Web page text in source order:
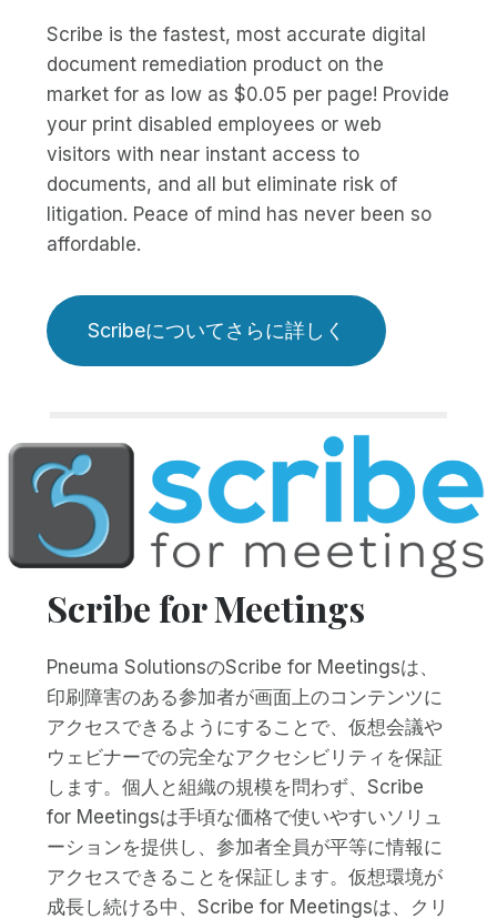
Scribe is the fastest, most accurate digital
document remediation product on the
market for as low as $0.05 per page! Provide
your print disabled employees or web
visitors with near instant access to
documents, and all but eliminate risk of
litigation. Peace of mind has never been so
affordable.
Scribeについてさらに詳しく
Scribe for Meetings
Pneuma SolutionsのScribe for Meetingsは、
印刷障害のある参加者が画面上のコンテンツに
アクセスできるようにすることで、仮想会議や
ウェビナーでの完全なアクセシビリティを保証
します。個人と組織の規模を問わず、Scribe
for Meetingsは手頃な価格で使いやすいソリュ
ーションを提供し、参加者全員が平等に情報に
アクセスできることを保証します。仮想環境が
成長し続ける中、Scribe for Meetingsは、クリ